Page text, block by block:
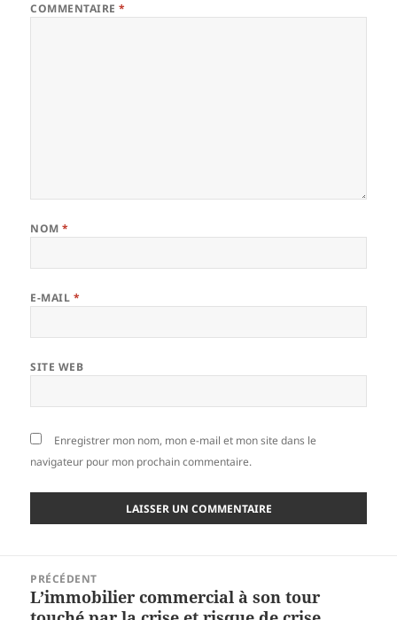
COMMENTAIRE*
NOM*
E-MAIL *
SITE WEB
Enregistrer mon nom, mon e-mail et mon site dans le
navigateur pour mon prochain commentaire.
l’article
PRÉCÉDENT
Article
L’immobilier commercial à son tour